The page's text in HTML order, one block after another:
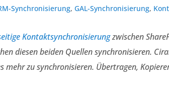
Synchronisierung,GAL-Synchronisierung,
Kontaktsynchronisierungzwischen
diesen beiden Quellen synchronisieren.
mehr zu synchronisieren. Übertragen,